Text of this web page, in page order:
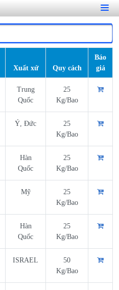
phẩm
Xuất xứ Quy cách
Báo
giá
Trung
Quốc
25
Kg/Bao
Ý, Đức
25
Kg/Bao
Hàn
Quốc
25
Kg/Bao
Mỹ
25
Kg/Bao
Hàn
Quốc
25
Kg/Bao
ISRAEL
50
Kg/Bao